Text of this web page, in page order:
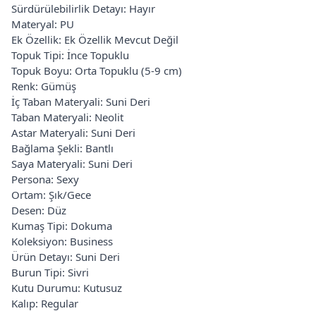
Sürdürülebilirlik Detayı: Hayır
Materyal: PU
Ek Özellik: Ek Özellik Mevcut Değil
Topuk Tipi: İnce Topuklu
Topuk Boyu: Orta Topuklu (5-9 cm)
Renk: Gümüş
İç Taban Materyali: Suni Deri
Taban Materyali: Neolit
Astar Materyali: Suni Deri
Bağlama Şekli: Bantlı
Saya Materyali: Suni Deri
Persona: Sexy
Ortam: Şık/Gece
Desen: Düz
Kumaş Tipi: Dokuma
Koleksiyon: Business
Ürün Detayı: Suni Deri
Burun Tipi: Sivri
Kutu Durumu: Kutusuz
Kalıp: Regular